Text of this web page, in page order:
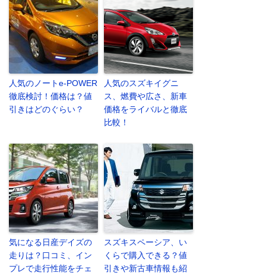
人気のノートe-POWER
徹底検討！価格は？値
引きはどのぐらい？
人気のスズキイグニ
ス、燃費や広さ、新車
価格をライバルと徹底
比較！
気になる日産デイズの
走りは？口コミ、イン
プレで走行性能をチェ
スズキスペーシア、い
くらで購入できる？値
引きや新古車情報も紹